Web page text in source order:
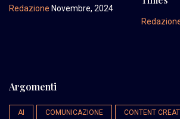
Redazione Novembre, 2024
Argomenti
AI COMUNICAZIONE CONTENT